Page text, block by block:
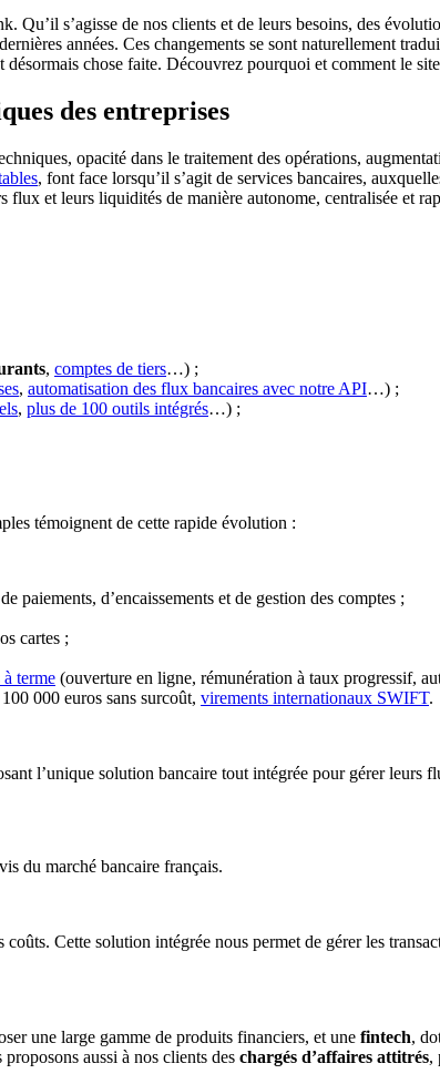
s’agisse de nos clients et de leurs besoins, des
années. Ces changements se sont naturellement
chose faite. Découvrez pourquoi et comment le
des entreprises
opacité dans le traitement des opérations,
, font face lorsqu’il s’agit de services bancaires,
et leurs liquidités de manière autonome, centralisée et
, comptes de tiers…) ;
, automatisation des flux bancaires avec notre API…) ;
, plus de 100 outils intégrés…) ;
témoignent de cette rapide évolution :
paiements, d’encaissements et de gestion des comptes ;
cartes ;
à terme (ouverture en ligne, rémunération à taux progressif,
000 euros sans surcoût, virements internationaux SWIFT.
l’unique solution bancaire tout intégrée pour gérer leurs
du marché bancaire français.
Cette solution intégrée nous permet de gérer les
une large gamme de produits financiers, et une fintech,
aussi à nos clients des chargés d’affaires attitrés,